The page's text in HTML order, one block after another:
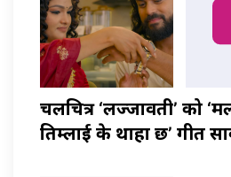
चलचित्र ‘लज्जावती’ को
तिम्लाई के थाहा छ’ गीत